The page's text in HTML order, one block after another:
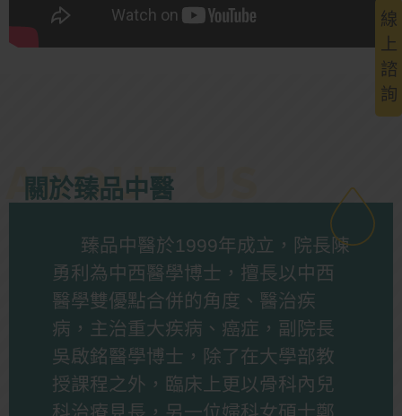
線
上
諮
詢
關於臻品中醫
臻品中醫於1999年成立，院長陳
勇利為中西醫學博士，擅長以中西
醫學雙優點合併的角度、醫治疾
病，主治重大疾病、癌症，副院長
吳啟銘醫學博士，除了在大學部教
授課程之外，臨床上更以骨科內兒
科治療見長，另一位婦科女碩士鄭